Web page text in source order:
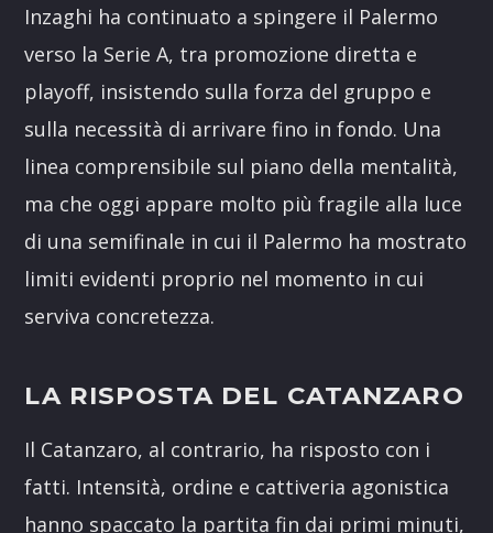
Inzaghi ha continuato a spingere il Palermo
verso la Serie A, tra promozione diretta e
playoff, insistendo sulla forza del gruppo e
sulla necessità di arrivare fino in fondo. Una
linea comprensibile sul piano della mentalità,
ma che oggi appare molto più fragile alla luce
di una semifinale in cui il Palermo ha mostrato
limiti evidenti proprio nel momento in cui
serviva concretezza.
LA RISPOSTA DEL CATANZARO
Il Catanzaro, al contrario, ha risposto con i
fatti. Intensità, ordine e cattiveria agonistica
hanno spaccato la partita fin dai primi minuti,